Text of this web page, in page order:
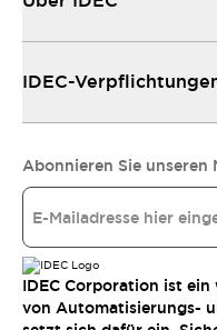
IDEC-
Abonnieren Sie unseren
IDEC Corporation ist
von Automatisierungs-